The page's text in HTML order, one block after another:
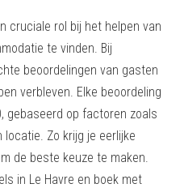
cruciale rol bij het helpen van
te vinden. Bij
beoordelingen van gasten
verbleven. Elke beoordeling
gebaseerd op factoren zoals
Zo krijg je eerlijke
de beste keuze te maken.
in Le Havre en boek met